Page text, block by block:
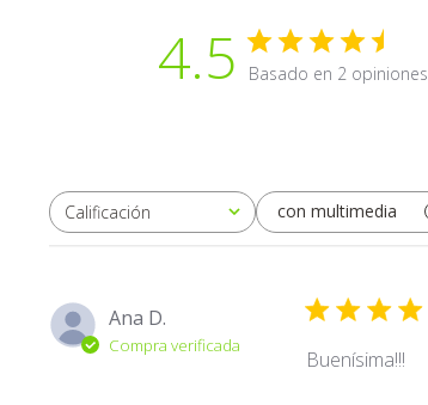
4.5 Basado en 2 opiniones
Calificación
Todas las clasificaciones con multimedia
Ana D.
Compra verificada
Buenísima!!!